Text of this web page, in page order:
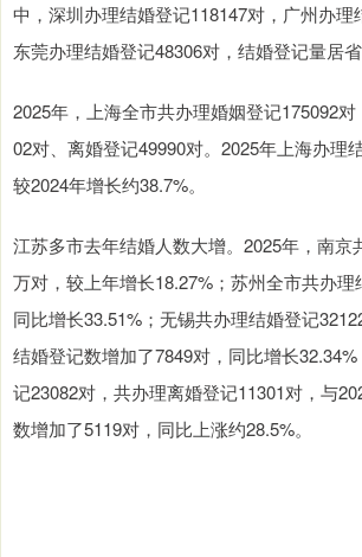
中，深圳办理结婚登记118147对，广州办理
东莞办理结婚登记48306对，结婚登记量居省
2025年，上海全市共办理婚姻登记175092
02对、离婚登记49990对。2025年上海办理
较2024年增长约38.7%。
江苏多市去年结婚人数大增。2025年，南京
万对，较上年增长18.27%；苏州全市共办理
同比增长33.51%；无锡共办理结婚登记
结婚登记数增加了7849对，同比增长
记23082对，共办理离婚登记11301对，与
数增加了5119对，同比上涨约28.5%。